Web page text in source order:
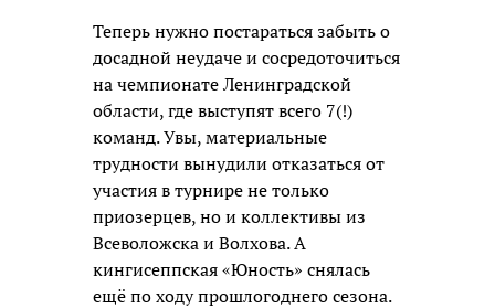
Теперь нужно постараться забыть о
досадной неудаче и сосредоточиться
на чемпионате Ленинградской
области, где выступят всего 7(!)
команд. Увы, материальные
трудности вынудили отказаться от
участия в турнире не только
приозерцев, но и коллективы из
Всеволожска и Волхова. А
кингисеппская «Юность» снялась
ещё по ходу прошлогоднего сезона.